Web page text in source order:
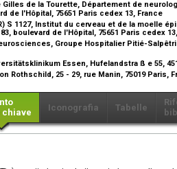
de la Tourette, Département de
de l'Hôpital, 75651 Paris cedex 13, France
S 1127, Institut du cerveau et de la moelle
boulevard de l'Hôpital, 75651 Paris cedex
Groupe Hospitalier Pitié-
Essen, Hufelandstra ß e 55,
Rothschild, 25 - 29, rue Manin, 75019 Paris,
chiave
Iconografia Tabelle